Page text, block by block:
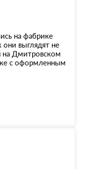
на фабрике
выглядят не
на Дмитровском
с оформленным
менеджеру
терпение,
оформление
установки
бережно и
с точностью до
и